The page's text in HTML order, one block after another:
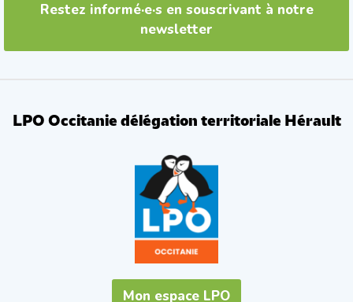
Restez informé·e·s en souscrivant à notre
newsletter
LPO Occitanie délégation territoriale Hérault
Mon espace LPO